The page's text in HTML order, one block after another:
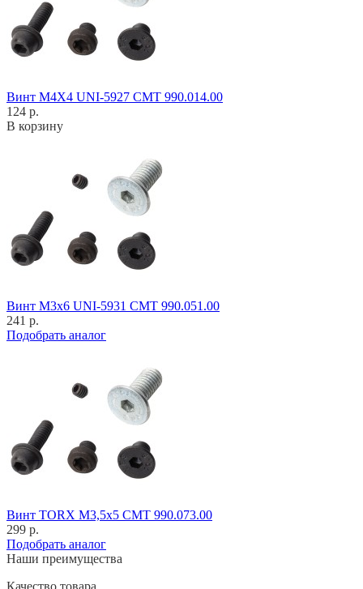
Винт M4X4 UNI-5927 CMT 990.014.00
124 р.
В корзину
Винт M3x6 UNI-5931 CMT 990.051.00
241 р.
Подобрать аналог
Винт TORX M3,5x5 CMT 990.073.00
299 р.
Подобрать аналог
Наши преимущества
Качество товара